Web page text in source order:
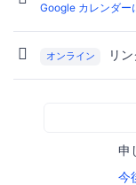
Google カレンダー
オンライン リ
申
今